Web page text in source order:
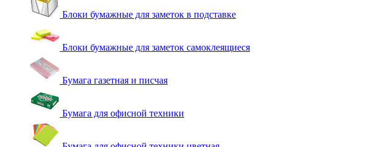
Блоки бумажные для заметок в подставке
Блоки бумажные для заметок самоклеящиеся
Бумага газетная и писчая
Бумага для офисной техники